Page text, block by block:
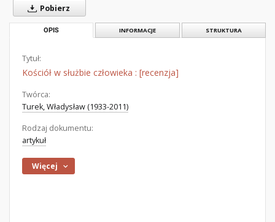
Pobierz
OPIS INFORMACJE STRUKTURA
Tytuł:
Kościół w służbie człowieka : [recenzja]
Twórca:
Turek, Władysław (1933-2011)
Rodzaj dokumentu:
artykuł
Więcej